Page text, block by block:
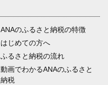
ANAのふるさと納税の特徴
はじめての方へ
ふるさと納税の流れ
動画でわかるANAのふるさと
納税